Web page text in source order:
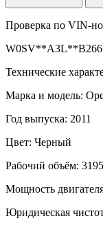
Проверка по VIN-
Технические
Марка и модель:
Год выпуска: 2011
Цвет: Черный
Рабочий объём:
Мощность
Юридическая